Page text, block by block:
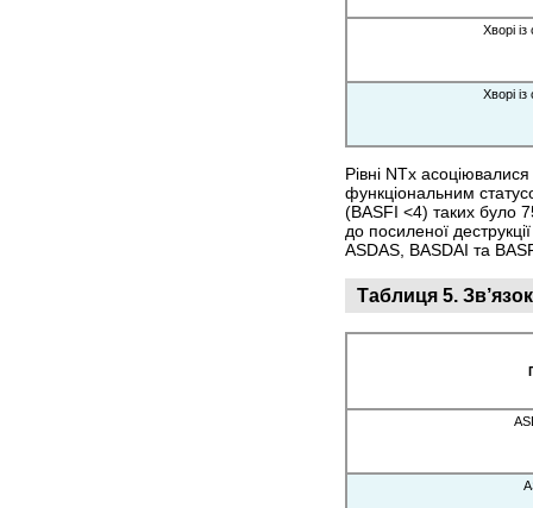
Хворі
Хворі
Рівні NTx
функціональним
(BASFI <4) таких було
до посиленої
ASDAS, BASDAI та
Таблиця 5.